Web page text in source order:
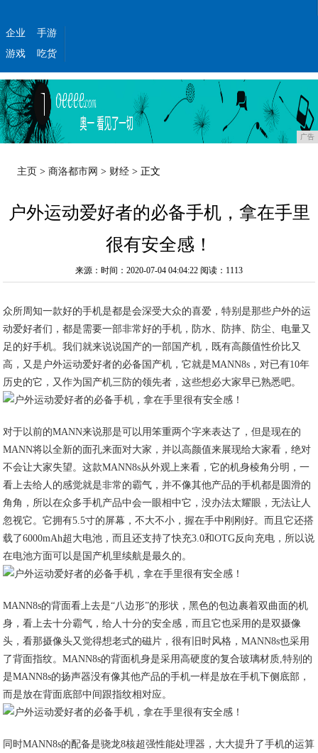
企业
手游
游戏
吃货
广告
主页 >商洛都市网 > 财经 > 正文
户外运动爱好者的必备手机，拿在手里
很有安全感！
来源：时间：2020-07-04 04:04:22 阅读：1113
众所周知一款好的手机是都是会深受大众的喜爱，特别是那些户外的运
动爱好者们，都是需要一部非常好的手机，防水、防摔、防尘、电量又
足的好手机。我们就来说说国产的一部国产机，既有高颜值性价比又
高，又是户外运动爱好者的必备国产机，它就是MANN8s，对已有10年
历史的它，又作为国产机三防的领先者，这些想必大家早已熟悉吧。
对于以前的MANN来说那是可以用笨重两个字来表达了，但是现在的
MANN将以全新的面孔来面对大家，并以高颜值来展现给大家看，绝对
不会让大家失望。这款MANN8s从外观上来看，它的机身棱角分明，一
看上去给人的感觉就是非常的霸气，并不像其他产品的手机都是圆滑的
角角，所以在众多手机产品中会一眼相中它，没办法太耀眼，无法让人
忽视它。它拥有5.5寸的屏幕，不大不小，握在手中刚刚好。而且它还搭
载了6000mAh超大电池，而且还支持了快充3.0和OTG反向充电，所以说
在电池方面可以是国产机里续航是最久的。
MANN8s的背面看上去是“八边形”的形状，黑色的包边裹着双曲面的机
身，看上去十分霸气，给人十分的安全感，而且它也采用的是双摄像
头，看那摄像头又觉得想老式的磁片，很有旧时风格，MANN8s也采用
了背面指纹。MANN8s的背面机身是采用高硬度的复合玻璃材质,特别的
是MANN8s的扬声器没有像其他产品的手机一样是放在手机下侧底部，
而是放在背面底部中间跟指纹相对应。
同时MANN8s的配备是骁龙8核超强性能处理器，大大提升了手机的运算